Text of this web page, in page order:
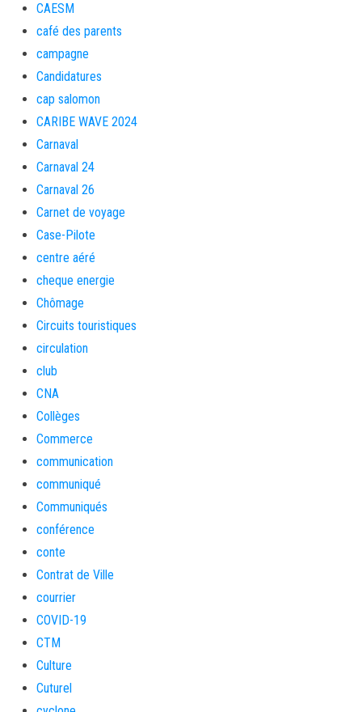
CAESM
café des parents
campagne
Candidatures
cap salomon
CARIBE WAVE 2024
Carnaval
Carnaval 24
Carnaval 26
Carnet de voyage
Case-Pilote
centre aéré
cheque energie
Chômage
Circuits touristiques
circulation
club
CNA
Collèges
Commerce
communication
communiqué
Communiqués
conférence
conte
Contrat de Ville
courrier
COVID-19
CTM
Culture
Cuturel